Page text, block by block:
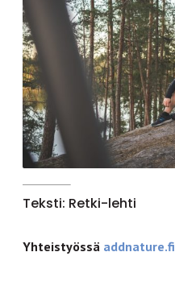
Teksti: Retki-lehti
Yhteistyössä addnature.fi